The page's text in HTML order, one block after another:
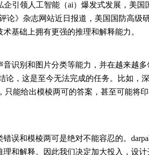
引领人工智能（ai）爆发式发展，美国
论》杂志网站近日报道，美国国防高级
基础上拥有更强的推理和解释能力。
识别和图片分类等能力，并在越来越
论，这是至今无法完成的任务。比如，
只能给出模棱两可的答案，甚至可能将
误和模棱两可是绝对不能容忍的。
和解释。因此我们决定加大投入，设